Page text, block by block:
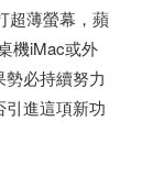
超薄螢幕，蘋
機iMac或外
必持續努力
進這項新功